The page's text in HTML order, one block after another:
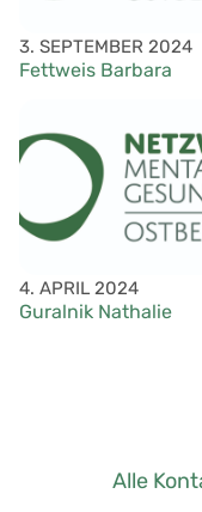
3. SEPTEMBER 2024
Fettweis Barbara
4. APRIL 2024
Guralnik Nathalie
Alle